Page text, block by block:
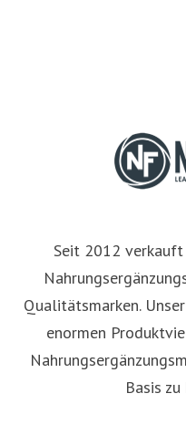
Seit 2012
Qualitätsmarken.
enormen
Basis